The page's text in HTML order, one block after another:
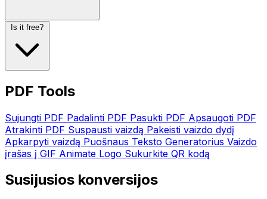
Is it free?
PDF Tools
Sujungti PDF Padalinti PDF Pasukti PDF Apsaugoti PDF
Atrakinti PDF Suspausti vaizdą Pakeisti vaizdo dydį
Apkarpyti vaizdą Puošnaus Teksto Generatorius Vaizdo
įrašas į GIF Animate Logo Sukurkite QR kodą
Susijusios konversijos